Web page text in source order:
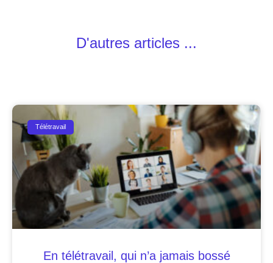
D'autres articles ...
Télétravail
En télétravail, qui n’a jamais bossé